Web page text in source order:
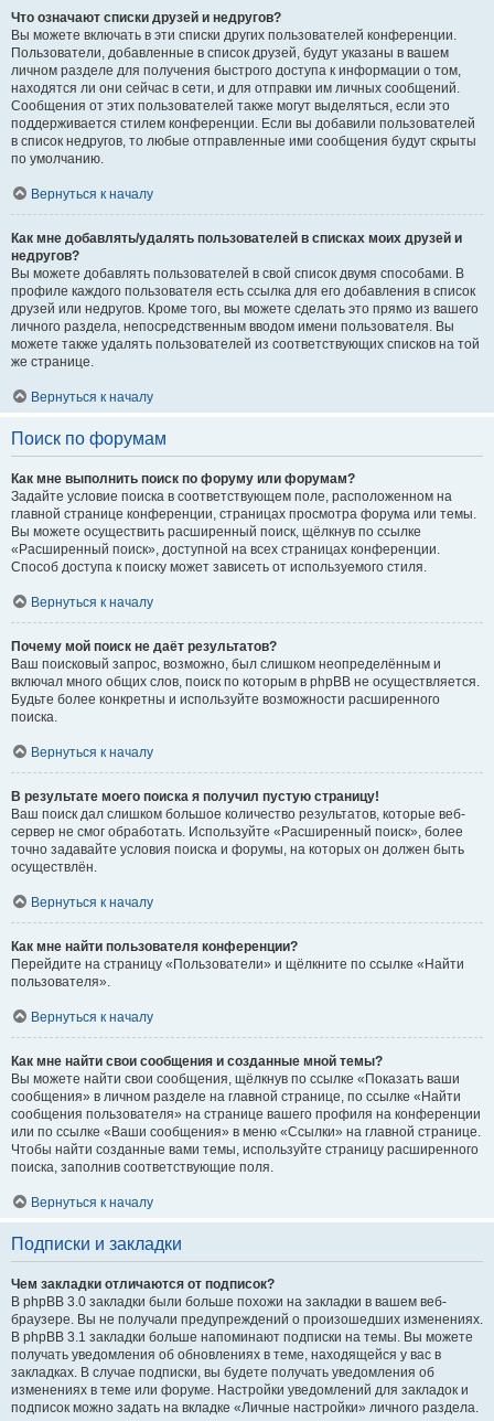
Что означают списки друзей и недругов?
Вы можете включать в эти списки других пользователей конференции.
Пользователи, добавленные в список друзей, будут указаны в вашем
личном разделе для получения быстрого доступа к информации о том,
находятся ли они сейчас в сети, и для отправки им личных сообщений.
Сообщения от этих пользователей также могут выделяться, если это
поддерживается стилем конференции. Если вы добавили пользователей
в список недругов, то любые отправленные ими сообщения будут скрыты
по умолчанию.
Вернуться к началу
Как мне добавлять/удалять пользователей в списках моих друзей и
недругов?
Вы можете добавлять пользователей в свой список двумя способами. В
профиле каждого пользователя есть ссылка для его добавления в список
друзей или недругов. Кроме того, вы можете сделать это прямо из вашего
личного раздела, непосредственным вводом имени пользователя. Вы
можете также удалять пользователей из соответствующих списков на той
же странице.
Вернуться к началу
Поиск по форумам
Как мне выполнить поиск по форуму или форумам?
Задайте условие поиска в соответствующем поле, расположенном на
главной странице конференции, страницах просмотра форума или темы.
Вы можете осуществить расширенный поиск, щёлкнув по ссылке
«Расширенный поиск», доступной на всех страницах конференции.
Способ доступа к поиску может зависеть от используемого стиля.
Вернуться к началу
Почему мой поиск не даёт результатов?
Ваш поисковый запрос, возможно, был слишком неопределённым и
включал много общих слов, поиск по которым в phpBB не осуществляется.
Будьте более конкретны и используйте возможности расширенного
поиска.
Вернуться к началу
В результате моего поиска я получил пустую страницу!
Ваш поиск дал слишком большое количество результатов, которые веб-
сервер не смог обработать. Используйте «Расширенный поиск», более
точно задавайте условия поиска и форумы, на которых он должен быть
осуществлён.
Вернуться к началу
Как мне найти пользователя конференции?
Перейдите на страницу «Пользователи» и щёлкните по ссылке «Найти
пользователя».
Вернуться к началу
Как мне найти свои сообщения и созданные мной темы?
Вы можете найти свои сообщения, щёлкнув по ссылке «Показать ваши
сообщения» в личном разделе на главной странице, по ссылке «Найти
сообщения пользователя» на странице вашего профиля на конференции
или по ссылке «Ваши сообщения» в меню «Ссылки» на главной странице.
Чтобы найти созданные вами темы, используйте страницу расширенного
поиска, заполнив соответствующие поля.
Вернуться к началу
Подписки и закладки
Чем закладки отличаются от подписок?
В phpBB 3.0 закладки были больше похожи на закладки в вашем веб-
браузере. Вы не получали предупреждений о произошедших изменениях.
В phpBB 3.1 закладки больше напоминают подписки на темы. Вы можете
получать уведомления об обновлениях в теме, находящейся у вас в
закладках. В случае подписки, вы будете получать уведомления об
изменениях в теме или форуме. Настройки уведомлений для закладок и
подписок можно задать на вкладке «Личные настройки» личного раздела.